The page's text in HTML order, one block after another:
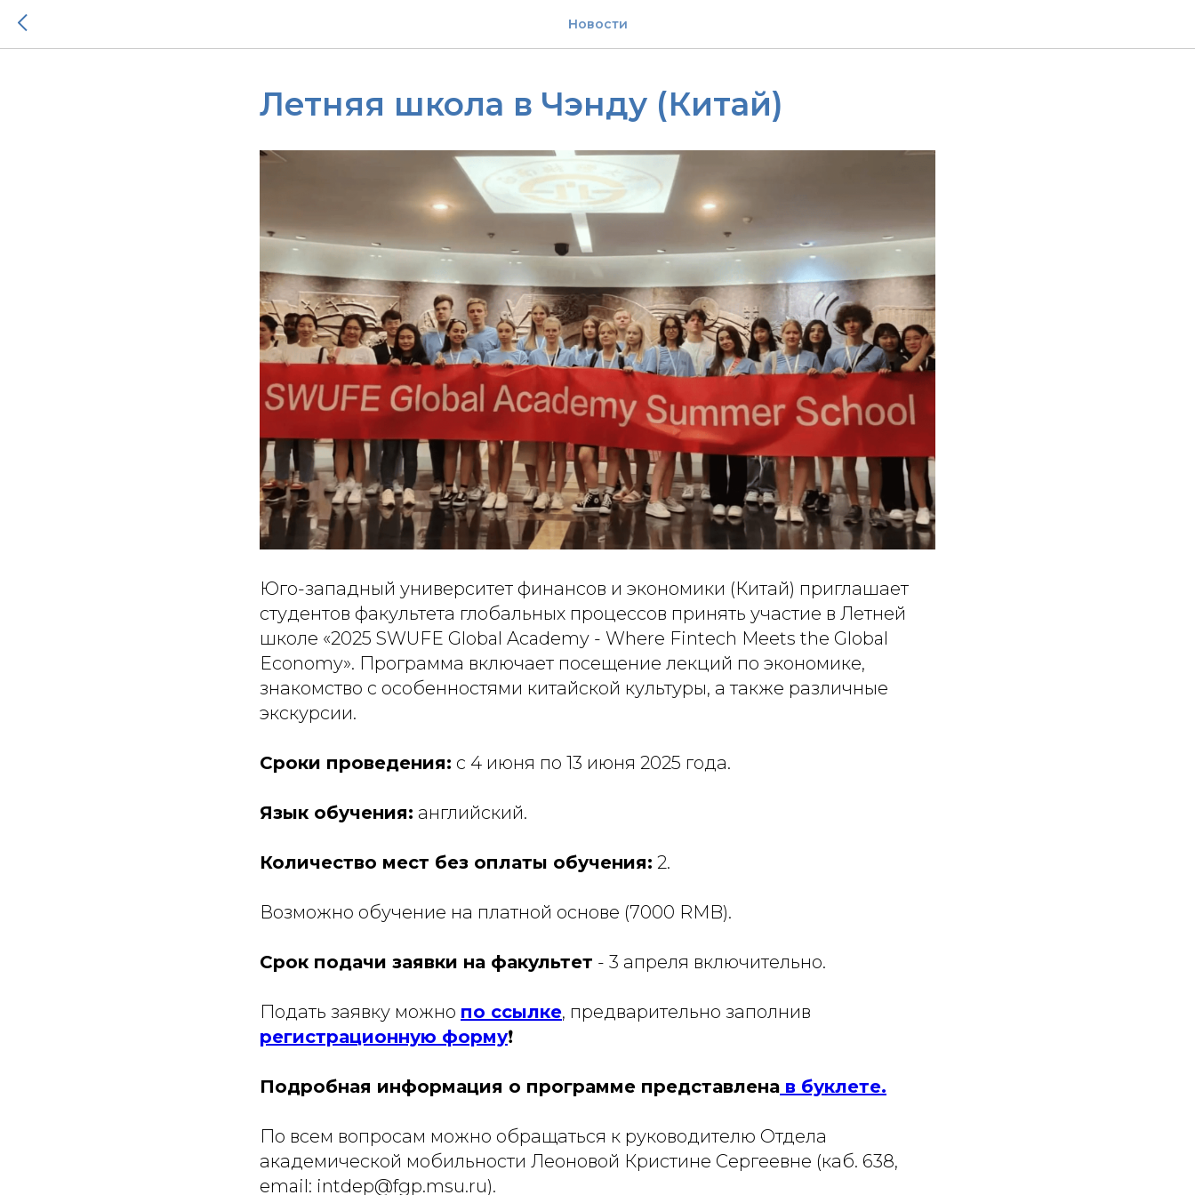
Новости
Летняя школа в Чэнду (Китай)
Юго-западный университет финансов и экономики (Китай) приглашает
студентов факультета глобальных процессов принять участие в Летней
школе «2025 SWUFE Global Academy - Where Fintech Meets the Global
Economy». Программа включает посещение лекций по экономике,
знакомство с особенностями китайской культуры, а также различные
экскурсии.
Сроки проведения: с 4 июня по 13 июня 2025 года.
Язык обучения: английский.
Количество мест без оплаты обучения: 2.
Возможно обучение на платной основе (7000 RMB).
Срок подачи заявки на факультет - 3 апреля включительно.
Подать заявку можно по ссылке, предварительно заполнив
регистрационную форму❗️
Подробная информация о программе представлена в буклете.
По всем вопросам можно обращаться к руководителю Отдела
академической мобильности Леоновой Кристине Сергеевне (каб. 638,
email: intdep@fgp.msu.ru).